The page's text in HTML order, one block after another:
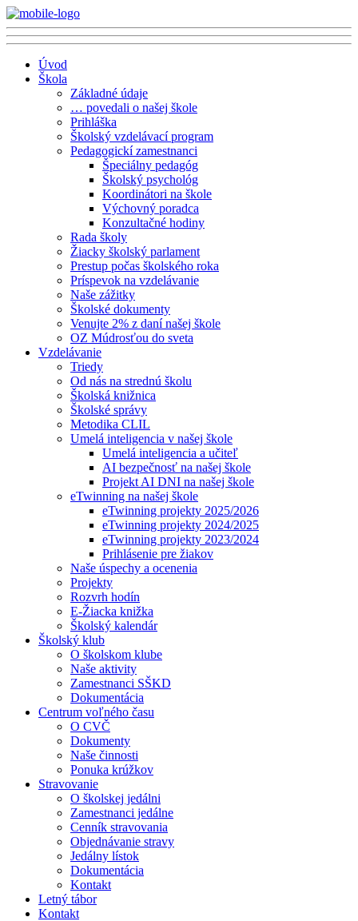
Úvod
Škola
Základné údaje
… povedali o našej škole
Prihláška
Školský vzdelávací program
Pedagogickí zamestnanci
Špeciálny pedagóg
Školský psychológ
Koordinátori na škole
Výchovný poradca
Konzultačné hodiny
Rada školy
Žiacky školský parlament
Prestup počas školského roka
Príspevok na vzdelávanie
Naše zážitky
Školské dokumenty
Venujte 2% z daní našej škole
OZ Múdrosťou do sveta
Vzdelávanie
Triedy
Od nás na strednú školu
Školská knižnica
Školské správy
Metodika CLIL
Umelá inteligencia v našej škole
Umelá inteligencia a učiteľ
AI bezpečnosť na našej škole
Projekt AI DNI na našej škole
eTwinning na našej škole
eTwinning projekty 2025/2026
eTwinning projekty 2024/2025
eTwinning projekty 2023/2024
Prihlásenie pre žiakov
Naše úspechy a ocenenia
Projekty
Rozvrh hodín
E-Žiacka knižka
Školský kalendár
Školský klub
O školskom klube
Naše aktivity
Zamestnanci SŠKD
Dokumentácia
Centrum voľného času
O CVČ
Dokumenty
Naše činnosti
Ponuka krúžkov
Stravovanie
O školskej jedálni
Zamestnanci jedálne
Cenník stravovania
Objednávanie stravy
Jedálny lístok
Dokumentácia
Kontakt
Letný tábor
Kontakt